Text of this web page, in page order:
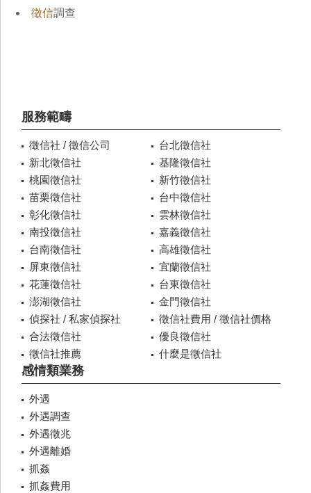
徵信調查
服務範疇
徵信社 / 徵信公司
台北徵信社
新北徵信社
基隆徵信社
桃園徵信社
新竹徵信社
苗栗徵信社
台中徵信社
彰化徵信社
雲林徵信社
南投徵信社
嘉義徵信社
台南徵信社
高雄徵信社
屏東徵信社
宜蘭徵信社
花蓮徵信社
台東徵信社
澎湖徵信社
金門徵信社
偵探社 / 私家偵探社
徵信社費用 / 徵信社價格
合法徵信社
優良徵信社
徵信社推薦
什麼是徵信社
感情類業務
外遇
外遇調查
外遇徵兆
外遇離婚
抓姦
抓姦費用